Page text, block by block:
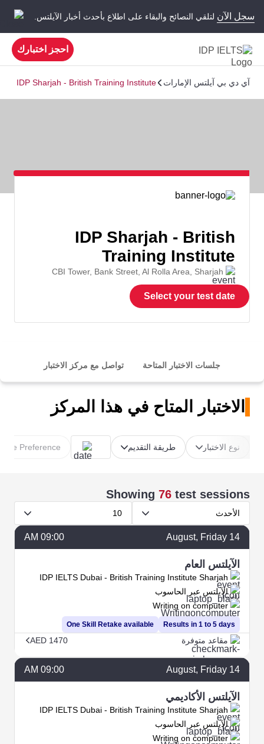
سجل الآن لتلقي النصائح والبقاء على اطلاع بأحدث أخبار الآيلتس.
احجز اختبارك
آي دي بي آيلتس الإمارات IDP Sharjah - British Training Institute
IDP Sharjah - British
Training Institute
CBI Tower, Bank Street, Al Rolla Area, Sharjah
Select your test date
جلسات الاختبار المتاحة تواصل مع مركز الاختبار
الاختبار المتاح في هذا المركز
نوع الاختبار طريقة التقديم Preference
Showing 76 test sessions
الأحدث 10
14
August, Friday
09:00 AM
الآيلتس العام
IDP IELTS Dubai - British Training Institute Sharjah
Results in 1 to 5 days
الآيلتس عبر الحاسوب
Writing on computer
One Skill Retake available
مقاعد متوفرة AED 1470
14
August, Friday
09:00 AM
الآيلتس الأكاديمي
IDP IELTS Dubai - British Training Institute Sharjah
الآيلتس عبر الحاسوب
Writing on computer